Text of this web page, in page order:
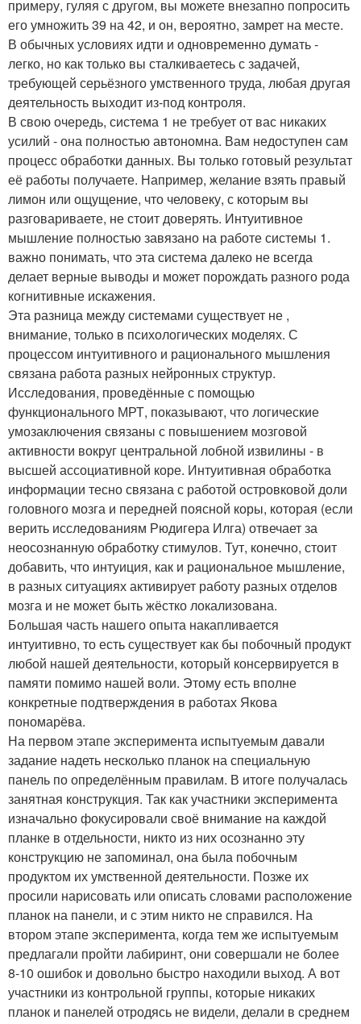
примеру, гуляя с другом, вы можете внезапно попросить
его умножить 39 на 42, и он, вероятно, замрет на месте.
В обычных условиях идти и одновременно думать -
легко, но как только вы сталкиваетесь с задачей,
требующей серьёзного умственного труда, любая другая
деятельность выходит из-под контроля.
В свою очередь, система 1 не требует от вас никаких
усилий - она полностью автономна. Вам недоступен сам
процесс обработки данных. Вы только готовый результат
её работы получаете. Например, желание взять правый
лимон или ощущение, что человеку, с которым вы
разговариваете, не стоит доверять. Интуитивное
мышление полностью завязано на работе системы 1.
важно понимать, что эта система далеко не всегда
делает верные выводы и может порождать разного рода
когнитивные искажения.
Эта разница между системами существует не ,
внимание, только в психологических моделях. С
процессом интуитивного и рационального мышления
связана работа разных нейронных структур.
Исследования, проведённые с помощью
функционального МРТ, показывают, что логические
умозаключения связаны с повышением мозговой
активности вокруг центральной лобной извилины - в
высшей ассоциативной коре. Интуитивная обработка
информации тесно связана с работой островковой доли
головного мозга и передней поясной коры, которая (если
верить исследованиям Рюдигера Илга) отвечает за
неосознанную обработку стимулов. Тут, конечно, стоит
добавить, что интуиция, как и рациональное мышление,
в разных ситуациях активирует работу разных отделов
мозга и не может быть жёстко локализована.
Большая часть нашего опыта накапливается
интуитивно, то есть существует как бы побочный продукт
любой нашей деятельности, который консервируется в
памяти помимо нашей воли. Этому есть вполне
конкретные подтверждения в работах Якова
пономарёва.
На первом этапе эксперимента испытуемым давали
задание надеть несколько планок на специальную
панель по определённым правилам. В итоге получалась
занятная конструкция. Так как участники эксперимента
изначально фокусировали своё внимание на каждой
планке в отдельности, никто из них осознанно эту
конструкцию не запоминал, она была побочным
продуктом их умственной деятельности. Позже их
просили нарисовать или описать словами расположение
планок на панели, и с этим никто не справился. На
втором этапе эксперимента, когда тем же испытуемым
предлагали пройти лабиринт, они совершали не более
8-10 ошибок и довольно быстро находили выход. А вот
участники из контрольной группы, которые никаких
планок и панелей отродясь не видели, делали в среднем